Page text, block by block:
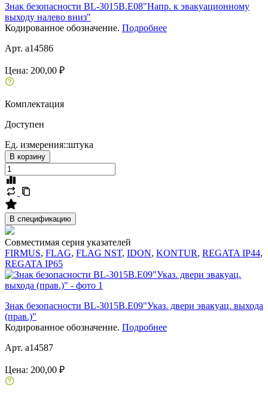
Знак безопасности BL-3015B.E08"Напр. к эвакуационному
выходу налево вниз"
Кодированное обозначение. Подробнее
Арт. a14586
Цена: 200,00 ₽
Комплектация
Доступен
Ед. измерения::штука
В корзину
В спецификацию
Совместимая серия указателей
FIRMUS, FLAG, FLAG NST, IDON, KONTUR, REGATA IP44,
REGATA IP65
Знак безопасности BL-3015B.E09"Указ. двери эвакуац. выхода
(прав.)"
Кодированное обозначение. Подробнее
Арт. a14587
Цена: 200,00 ₽